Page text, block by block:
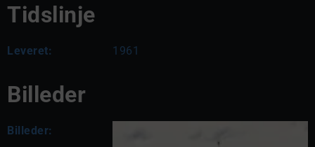
Tidslinje
Leveret: 1961
Billeder
Billeder: